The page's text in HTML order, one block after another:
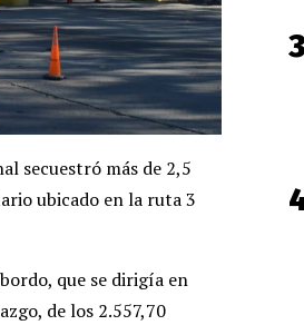
secuestró más de 2,5
ubicado en la ruta 3
que se dirigía en
de los 2.557,70